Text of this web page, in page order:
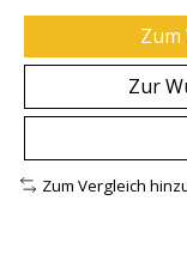
Zur
Zum Vergleich